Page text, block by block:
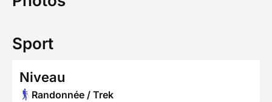
Sport
Niveau
Randonnée / Trek